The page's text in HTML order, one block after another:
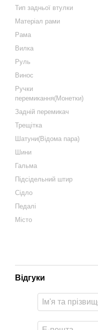
Тип задньої втулки
Матеріал рами
Рама
Вилка
Руль
Винос
Ручки
перемикання(Монетки)
Задній перемикач
Трещітка
Шатуни(Відома пара)
Шини
Гальма
Підсідельний штир
Сідло
Педалі
Місто
Відгуки